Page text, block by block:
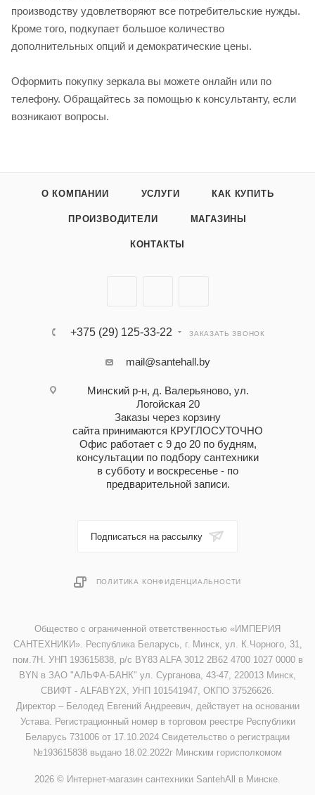
производству удовлетворяют все потребительские нужды.
Кроме того, подкупает большое количество
дополнительных опций и демократические цены.
Оформить покупку зеркала вы можете онлайн или по
телефону. Обращайтесь за помощью к консультанту, если
возникают вопросы.
О КОМПАНИИ УСЛУГИ КАК КУПИТЬ
ПРОИЗВОДИТЕЛИ МАГАЗИНЫ
КОНТАКТЫ
+375 (29) 125-33-22 ЗАКАЗАТЬ ЗВОНОК
mail@santehall.by
Минский р-н, д. Валерьяново, ул.
Логойская 20
Заказы через корзину
сайта принимаются КРУГЛОСУТОЧНО
Офис работает с 9 до 20 по будням,
консультации по подбору сантехники
в субботу и воскресенье - по
предварительной записи.
Подписаться на рассылку
ПОЛИТИКА КОНФИДЕНЦИАЛЬНОСТИ
Общество с ограниченной ответственностью «ИМПЕРИЯ
САНТЕХНИКИ». Республика Беларусь, г. Минск, ул. К.Чорного, 31,
пом.7Н. УНП 193615838, р/с BY83 ALFA 3012 2B62 4700 1027 0000 в
BYN в ЗАО "АЛЬФА-БАНК" ул. Сурганова, 43-47, 220013 Минск,
СВИФТ - ALFABY2X, УНП 101541947, ОКПО 37526626.
Директор – Белодед Евгений Андреевич, действует на основании
Устава. Регистрационный номер в торговом реестре Республики
Беларусь 731006 от 17.10.2024 Свидетельство о регистрации
№193615838 выдано 18.02.2022г Минским горисполкомом
2026 © Интернет-магазин сантехники SantehAll в Минске.